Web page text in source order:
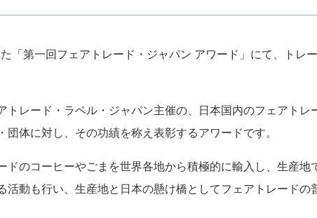
「第一回フェアトレード・ジャパン アワード」にて、トレ
トレード・ラベル・ジャパン主催の、日本国内のフェアトレ
団体に対し、その功績を称え表彰するアワードです。
ドのコーヒーやごまを世界各地から積極的に輸入し、生産地
活動も行い、生産地と日本の懸け橋としてフェアトレードの